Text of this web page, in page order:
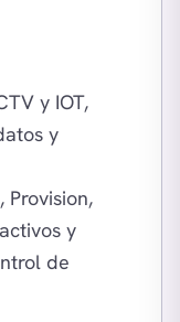
y IOT,
y
y
de